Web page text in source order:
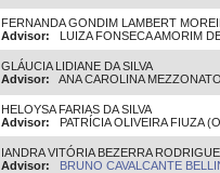
FERNANDA GONDIM LAMBERT
Advisor: LUIZA FONSECA AMORIM
GLÁUCIA LIDIANE DA SILVA
Advisor: ANA CAROLINA
HELOYSA FARIAS DA SILVA
Advisor: PATRÍCIA OLIVEIRA FIUZA
IANDRA VITÓRIA BEZERRA
Advisor:
BRUNO CAVALCANTE